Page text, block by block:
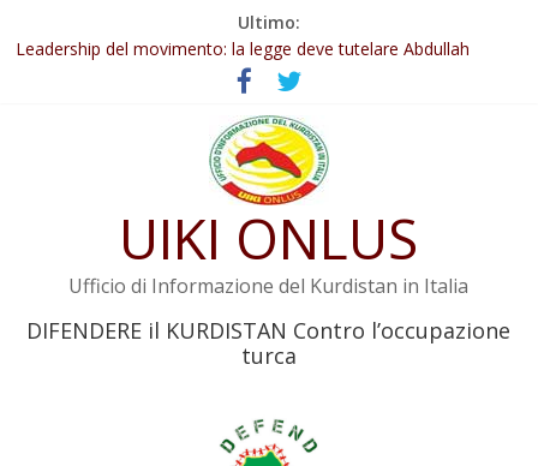
Ultimo:
Abdullah Öcalan: Le legge negativa deve essere trasformata in
legge positiva
Leadership del movimento: la legge deve tutelare Abdullah
Commissione donne del KNK: Şengal è di nuovo sotto minaccia
Non tenere conto della situazione di Rêber Apo ostacolerebbe
Il KNK chiede un’azione internazionale contro i crimini di guerra
UIKI ONLUS
Ufficio di Informazione del Kurdistan in Italia
DIFENDERE il KURDISTAN Contro l’occupazione
turca